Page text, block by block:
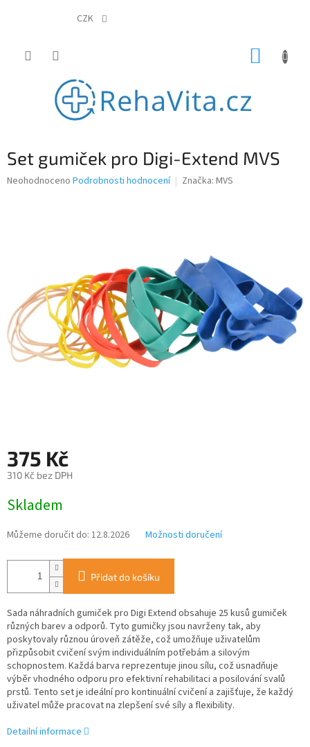
CZK
Set gumiček pro Digi-Extend MVS
Průměrné
Neohodnoceno Podrobnosti hodnocení Značka: MVS
375 Kč
310 Kč bez DPH
cena:
Skladem
Můžeme doručit do: 12.8.2026 Možnosti doručení
Přidat do košíku
Sada náhradních gumiček pro Digi Extend obsahuje 25 kusů gumiček
různých barev a odporů. Tyto gumičky jsou navrženy tak, aby
poskytovaly různou úroveň zátěže, což umožňuje uživatelům
přizpůsobit cvičení svým individuálním potřebám a silovým
schopnostem. Každá barva reprezentuje jinou sílu, což usnadňuje
výběr vhodného odporu pro efektivní rehabilitaci a posilování svalů
prstů. Tento set je ideální pro kontinuální cvičení a zajišťuje, že každý
uživatel může pracovat na zlepšení své síly a flexibility.
Detailní informace